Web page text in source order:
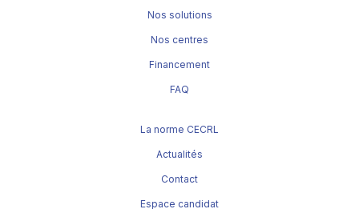
Nos solutions
Nos centres
Financement
FAQ
La norme CECRL
Actualités
Contact
Espace candidat